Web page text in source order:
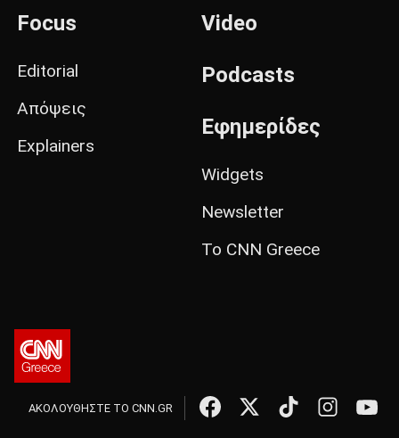
Focus
Editorial
Απόψεις
Explainers
Video
Podcasts
Εφημερίδες
Widgets
Newsletter
Το CNN Greece
ΑΚΟΛΟΥΘΗΣΤΕ ΤΟ CNN.GR